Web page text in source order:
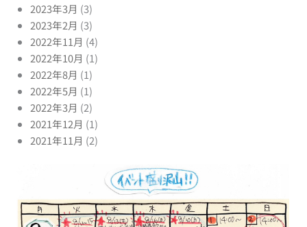
2023年3月 (3)
2023年2月 (3)
2022年11月 (4)
2022年10月 (1)
2022年8月 (1)
2022年5月 (1)
2022年3月 (2)
2021年12月 (1)
2021年11月 (2)